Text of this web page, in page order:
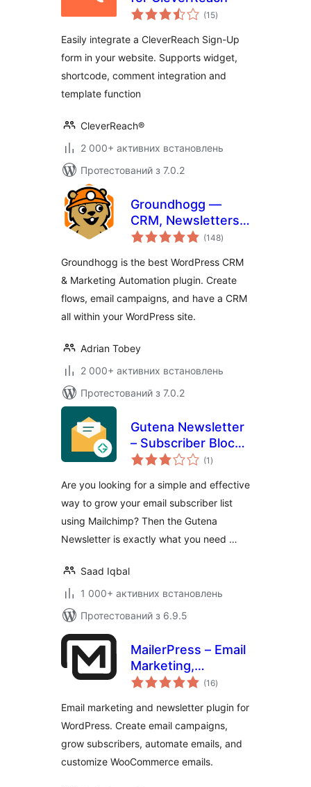
(15загальний
рейтинг
)
Easily integrate a CleverReach Sign-Up
form in your website. Supports widget,
shortcode, comment integration and
template function
CleverReach®
2 000+ активних встановлень
Протестований з 7.0.2
Groundhogg —
CRM, Newsletters,
and Marketing
(148загальний
рейтинг
)
Groundhogg is the best WordPress CRM
& Marketing Automation plugin. Create
flows, email campaigns, and have a CRM
all within your WordPress site.
Adrian Tobey
2 000+ активних встановлень
Протестований з 7.0.2
Gutena Newsletter
– Subscriber Block
& Connect
(1 загальний
рейтинг
)
Are you looking for a simple and effective
way to grow your email subscriber list
using Mailchimp? Then the Gutena
Newsletter is exactly what you need …
Saad Iqbal
1 000+ активних встановлень
Протестований з 6.9.5
MailerPress – Email
Marketing,
Newsletter, Email
WooCommerce
Emails
(16загальний
рейтинг
)
Email marketing and newsletter plugin for
WordPress. Create email campaigns,
grow subscribers, automate emails, and
customize WooCommerce emails.